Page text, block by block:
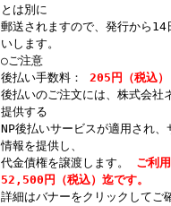
とは別に
郵送されますので、発行から14
いします。
○ご注意
後払い手数料：
205円（税込）
後払いのご注文には、株式会社
提供する
NP後払いサービスが適用され、
情報を提供し、
代金債権を譲渡します。
ご利
52,500円（税込）迄です。
詳細はバナーをクリックしてご